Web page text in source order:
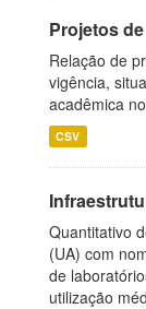
Projetos
Relação de
vigência,
acadêmica
CSV
Quantitativo
(UA) com
de
utilização